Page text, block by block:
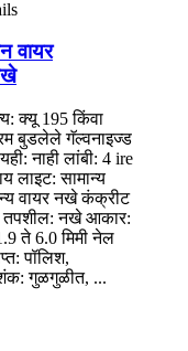
वायर
क्यू 195 किंवा
बुडलेले गॅल्वनाइज्ड
नाही लांबी: 4 ire
लाइट: सामान्य
वायर नखे कंक्रीट
तपशील: नखे आकार:
ते 6.0 मिमी नेल
पॉलिश,
शंक: गुळगुळीत, ...